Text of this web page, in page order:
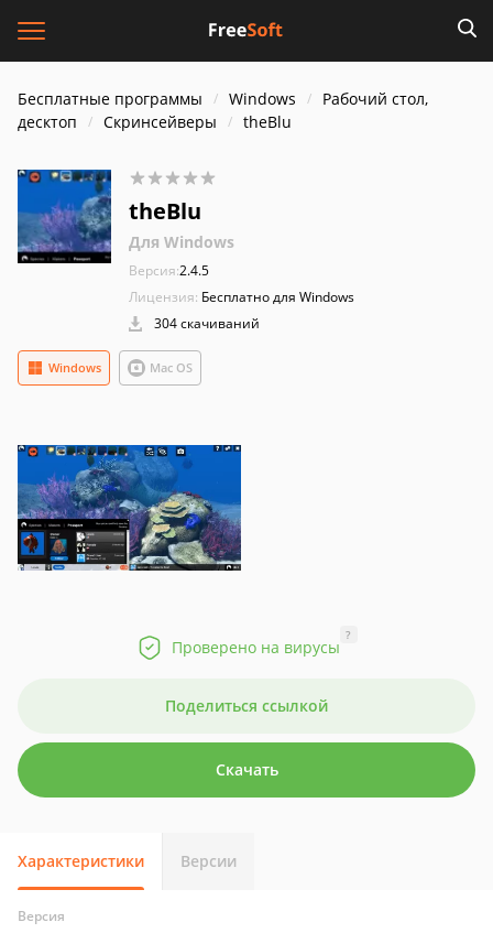
Бесплатные программы Windows
Рабочий стол,
десктоп
Скринсейверы theBlu
theBlu
Для Windows
Версия:2.4.5
Лицензия: Бесплатно для Windows
304 скачиваний
Mac OS
Windows
Проверено на вирусы
?
Поделиться ссылкой
Скачать
Характеристики Версии
Версия